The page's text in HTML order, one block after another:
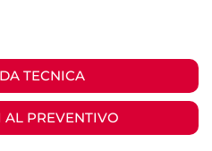
TECNICA
PREVENTIVO